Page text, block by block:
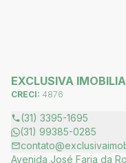
EXCLUSIVA
CRECI: 4876
(31) 3395-1695
(31) 99385-0285
Avenida José Faria da